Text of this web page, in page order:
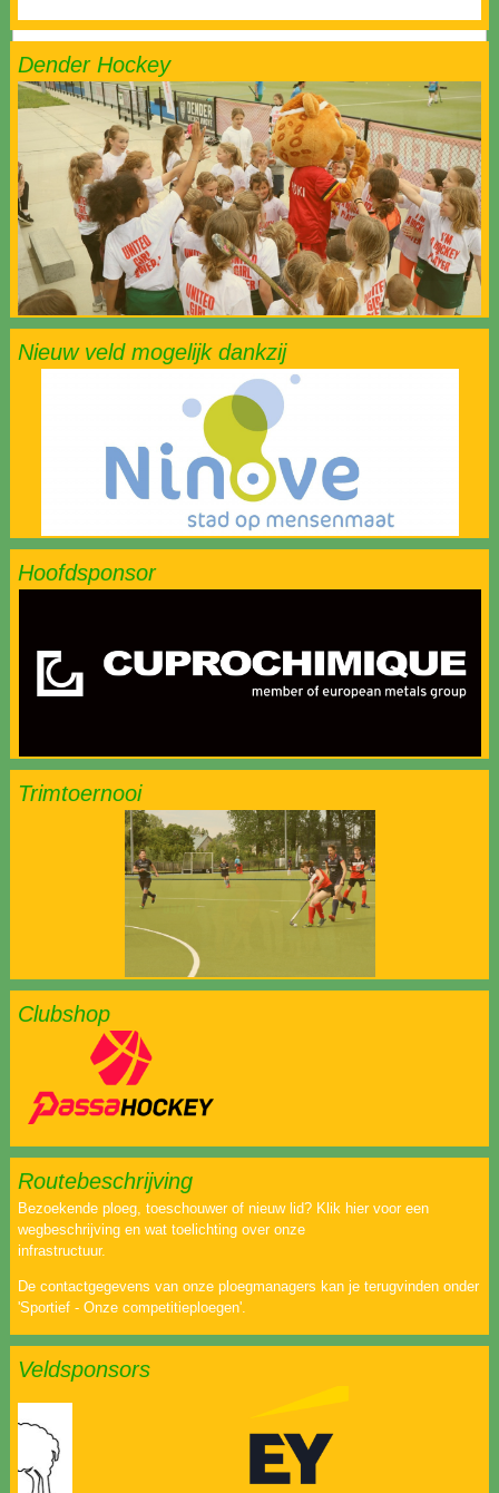
Dender Hockey
Nieuw veld mogelijk dankzij
Hoofdsponsor
Trimtoernooi
Clubshop
Routebeschrijving
Bezoekende ploeg, toeschouwer of nieuw lid? Klik hier voor een
wegbeschrijving en wat toelichting over onze
infrastructuur.
De contactgegevens van onze ploegmanagers kan je terugvinden onder
'Sportief - Onze competitieploegen'.
Veldsponsors